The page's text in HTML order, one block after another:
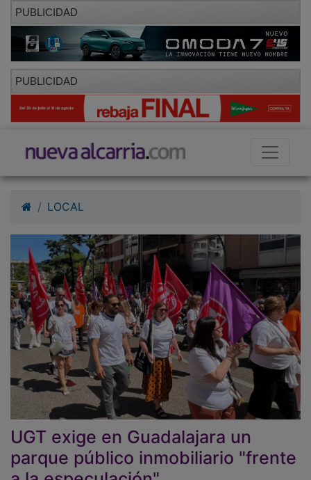
PUBLICIDAD
PUBLICIDAD
UGT exige en Guadalajara un
parque público inmobiliario "frente
a la especulación"